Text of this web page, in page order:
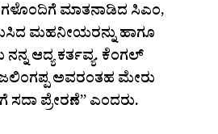
ಮಾತನಾಡಿದ ಸಿಎಂ,
ಮಹನೀಯರನ್ನು ಹಾಗೂ
ನನ್ನ ಆದ್ಯ ಕರ್ತವ್ಯ. ಕೆಂಗಲ್
ಅವರಂತಹ ಮೇರು
ಪ್ರೇರಣೆ” ಎಂದರು.